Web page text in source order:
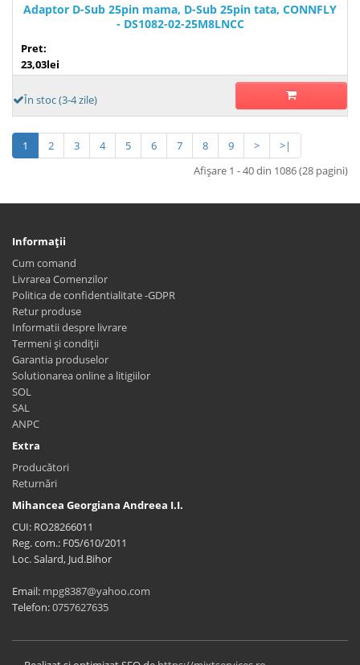
Adaptor D-Sub 25pin mama, D-Sub 25pin tata, CONNFLY
- DS1082-02-25M8LNCC
Pret:
23,03lei
În stoc (3-4 zile)
1 2 3 4 5 6 7 8 9 >
>|
Afişare 1 - 40 din 1086 (28 pagini)
Informaţii
Cum comand
Livrarea Comenzilor
Politica de confidentialitate -GDPR
Retur produse
Informatii despre livrare
Termeni și condiții
Garantia produselor
Solutionarea online a litigiilor
SOL
SAL
ANPC
Extra
Producători
Returnări
Mihancea Georgiana Andreea I.I.
CUI: RO28266011
Reg. com.: F05/610/2011
Loc. Salard, Jud.Bihor
Email: mpg8387@yahoo.com
Telefon:0757627635